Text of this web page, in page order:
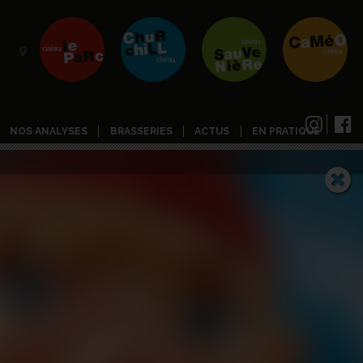
NOS ANALYSES BRASSERIES ACTUS EN PRATIQUE